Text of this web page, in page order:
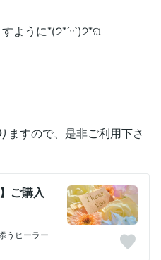
ように*(੭*ˊᵕˋ)੭*ଘ
ますので、是非ご利用下さ
ご購入
うヒーラー